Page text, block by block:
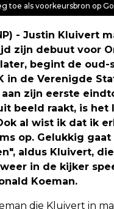
toe als voorkeursbron op
- Justin Kluivert
zijn debuut voor
begint de oud-
in de Verenigde
aan zijn eerste
beeld raakt, is het
al wist ik dat ik
op. Gelukkig gaat
aldus Kluivert,
in de kijker
Koeman.
die Kluivert in